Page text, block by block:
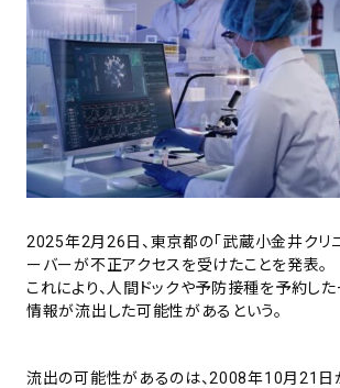
2025年2月26日、東京都の「武蔵小金井クリ
ーバーが不正アクセスを受けたことを発表。
これにより、人間ドックや予防接種を予約し
情報が流出した可能性があるという。
流出の可能性があるのは、2008年10月21